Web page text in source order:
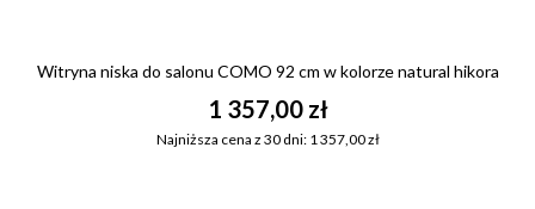
Witryna niska do salonu COMO 92 cm w kolorze natural hikora
1 357,00 zł
Najniższa cena z 30 dni: 1 357,00 zł